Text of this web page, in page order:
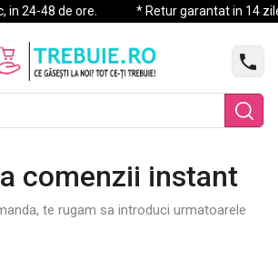
24-48 de ore. * Retur garantat in 14

comenzii instant
te rugam sa introduci urmatoarele